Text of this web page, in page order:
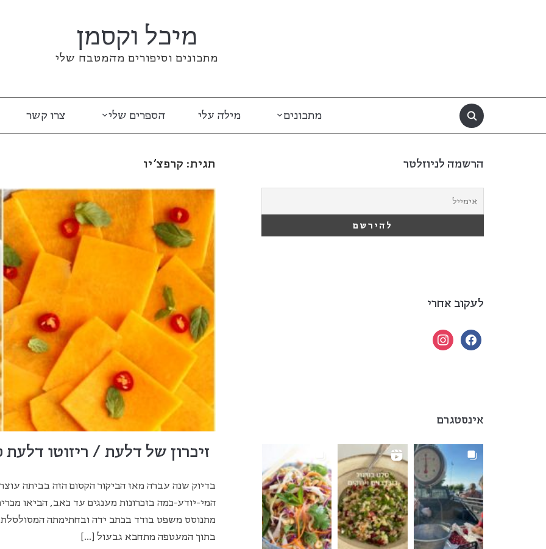
מיכל וקסמן
מתכונים וסיפורים מהמטבח שלי
מתכונים מילה עלי הספרים שלי צרו קשר
תגית: קרפצ'יו
זיכרון של דלעת / ריזוטו
בדיוק שנה עברה מאז הביקור הקסום הזה בביתה
המי-יודע-כמה בזכרונות מענגים עד כאב, הביאו
מתנוסס משפט בודד בכתב ידה ובחתימתה
בתוך המעטפה מתחבא גבעול […]
הרשמה לניוזלטר
לעקוב אחרי
facebook
instagram
אינסטגרם